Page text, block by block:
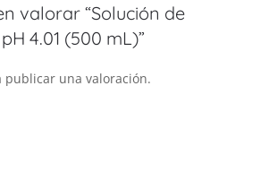
valorar “Solución de
4.01 (500 mL)”
publicar una valoración.